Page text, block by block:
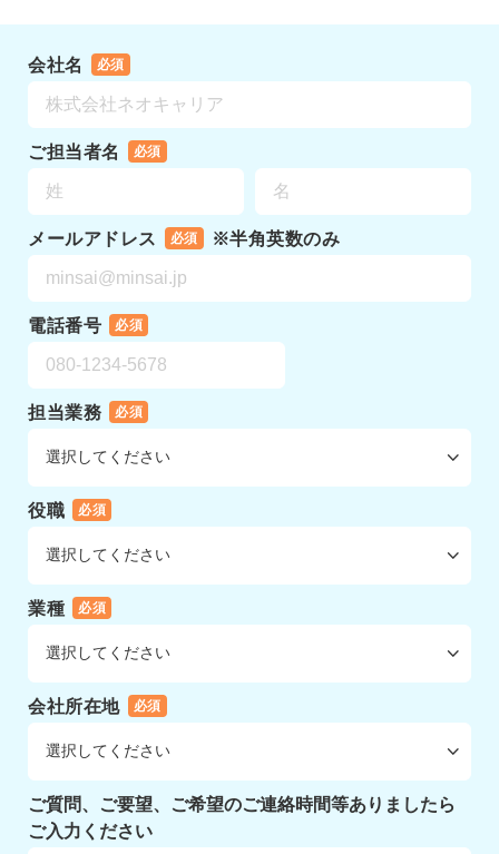
会社名 必須
ご担当者名 必須
メールアドレス 必須 ※半角英数のみ
電話番号 必須
担当業務 必須
役職 必須
業種 必須
会社所在地 必須
ご質問、ご要望、ご希望のご連絡時間等ありましたら
ご入力ください